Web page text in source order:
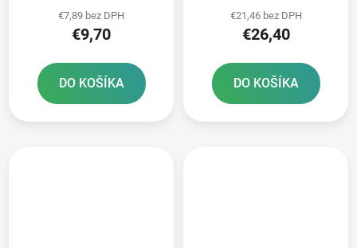
na opravu 2 tlmičov
€7,89 bez DPH
€9,70
DO KOŠÍKA
ATHENA sada na
prestavbu 2 tlmičov
€21,46 bez DPH
€26,40
DO KOŠÍKA